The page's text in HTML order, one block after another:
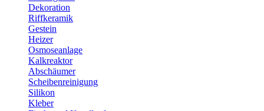
Dekoration
Riffkeramik
Gestein
Heizer
Osmoseanlage
Kalkreaktor
Abschäumer
Scheibenreinigung
Silikon
Kleber